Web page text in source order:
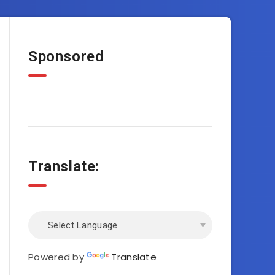
Sponsored
Translate:
Powered by Translate